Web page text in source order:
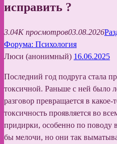
исправить ?
3.04K просмотров03.08.2026
Форума: Психология
Люси (анонимный) 16.06.2025
Последний год подруга стала
токсичной. Раньше с ней было
разговор превращается в
токсичность проявляется во
придирки, особенно по поводу
бы мелочи, но они так